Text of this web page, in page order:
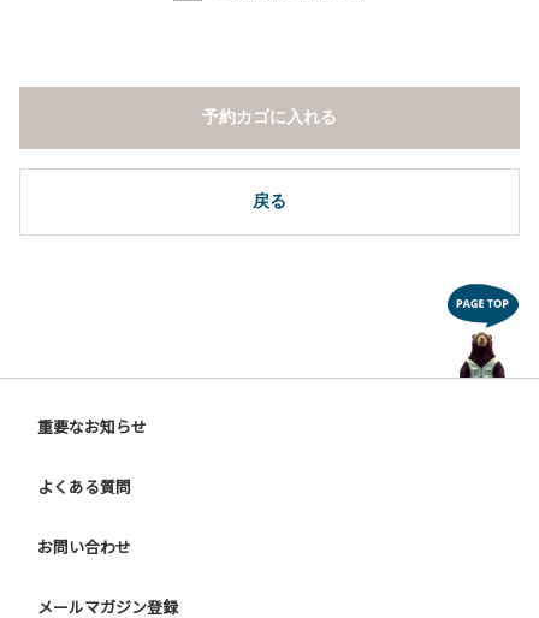
戻る
予約カゴに入れる
重要なお知らせ
よくある質問
お問い合わせ
メールマガジン登録